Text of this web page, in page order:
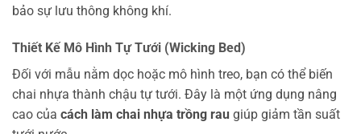
bảo sự lưu thông không khí.
Thiết Kế Mô Hình Tự Tưới (Wicking Bed)
Đối với mẫu nằm dọc hoặc mô hình treo, bạn có thể biến
chai nhựa thành chậu tự tưới. Đây là một ứng dụng nâng
cao của cách làm chai nhựa trồng rau giúp giảm tần suất